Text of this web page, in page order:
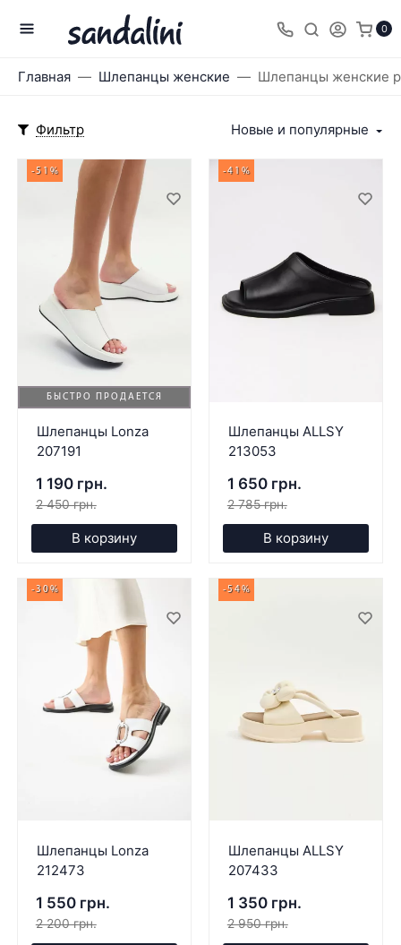
0
Главная Шлепанцы женские Шлепанцы женские
Фильтр Новые и популярные
БЫСТРО ПРОДАЕТСЯ
-51%
Шлепанцы Lonza
207191
1 190 грн.
2 450 грн.
В корзину
-41%
Шлепанцы ALLSY
213053
1 650 грн.
2 785 грн.
В корзину
-30%
Шлепанцы Lonza
212473
1 550 грн.
2 200 грн.
-54%
Шлепанцы ALLSY
207433
1 350 грн.
2 950 грн.